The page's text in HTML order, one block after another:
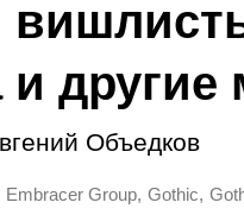
другие
Объедков
Embracer Group, Gothic,